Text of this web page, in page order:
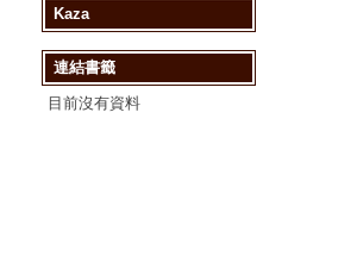
Kaza
連結書籤
目前沒有資料